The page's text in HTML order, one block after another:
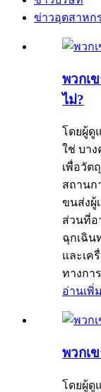
ข่าวอุตสาหก
พวกเ
ไม่?
โดยผู้ดู
ใช่ บาง
เพื่อวัต
สถานก
ขนส่งผู้
ส่วนที่อ
ฉุกเฉิน
และเค
ทางกา
อ่านเพิ่
พวกเ
โดยผู้ดู